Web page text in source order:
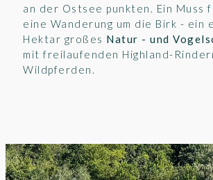
an der Ostsee punkten. Ein Muss
eine Wanderung um die Birk - ein
Hektar großes Natur - und
mit freilaufenden Highland-
Wildpferden.